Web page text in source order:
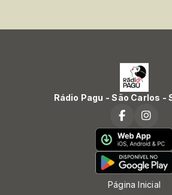
Rádio Pagu - São Carlos -
Página Inicial